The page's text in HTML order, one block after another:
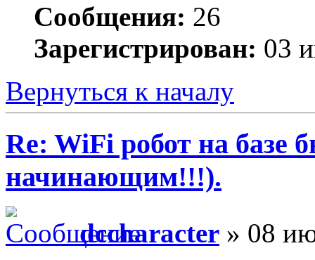
Сообщения: 26
Зарегистрирован: 03
Вернуться к началу
Re: WiFi робот на базе
начинающим!!!).
dccharacter » 08